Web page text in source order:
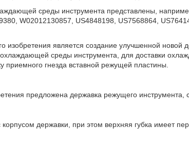
среды инструмента представлены,
W02012130857, US4848198, US7568864,
изобретения является создание улучшенной новой
среды инструмента, для доставки
гнезда вставной режущей пластины.
предложена державка режущего
державки, при этом верхняя губка имеет